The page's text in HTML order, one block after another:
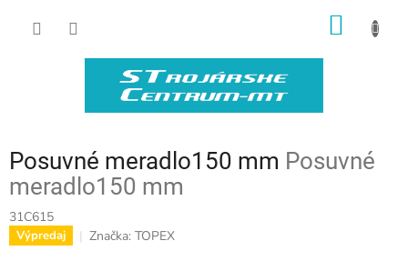
Posuvné meradlo150 mm Posuvné
meradlo150 mm
31C615
Výpredaj Značka: TOPEX